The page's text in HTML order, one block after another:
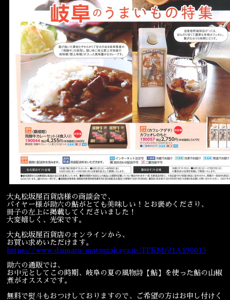
大丸松坂屋百貨店様の商談会で、
バイヤー様が助六の鮎がとても美味しい！とお褒めくださり、
冊子の左上に掲載してくださいました！
大変嬉しく、光栄です。
大丸松坂屋百貨店のオンラインから、
お買い求めいただけます。
https://www.daimaru-matsuzakaya.jp/ITEM/21A190015
助六の通販では、
お中元としてこの時期、岐阜の夏の風物詩【鮎】を使った鮎の山椒
煮がオススメです。
無料で熨斗もおつけしておりますので、ご希望の方はお申し付けく